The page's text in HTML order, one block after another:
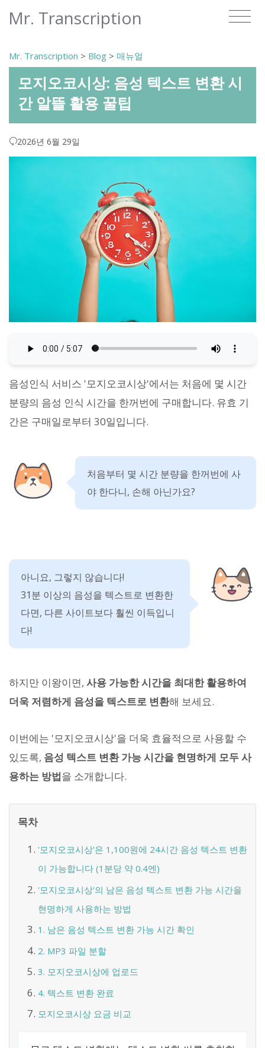
Mr. Transcription
Mr. Transcription > Blog > 매뉴얼
모지오코시상: 음성 텍스트 변환 시
간 알뜰 활용 꿀팁
2026년 6월 29일
음성인식 서비스 '모지오코시상'에서는 처음에 몇 시간
분량의 음성 인식 시간을 한꺼번에 구매합니다. 유효 기
간은 구매일로부터 30일입니다.
처음부터 몇 시간 분량을 한꺼번에 사
야 한다니, 손해 아닌가요?
아니요, 그렇지 않습니다!
31분 이상의 음성을 텍스트로 변환한
다면, 다른 사이트보다 훨씬 이득입니
다!
하지만 이왕이면, 사용 가능한 시간을 최대한 활용하여
더욱 저렴하게 음성을 텍스트로 변환해 보세요.
이번에는 '모지오코시상'을 더욱 효율적으로 사용할 수
있도록, 음성 텍스트 변환 가능 시간을 현명하게 모두 사
용하는 방법을 소개합니다.
목차
'모지오코시상'은 1,100원에 24시간 음성 텍스트 변환
이 가능합니다 (1분당 약 0.4엔)
'모지오코시상'의 남은 음성 텍스트 변환 가능 시간을
현명하게 사용하는 방법
1. 남은 음성 텍스트 변환 가능 시간 확인
2. MP3 파일 분할
3. 모지오코시상에 업로드
4. 텍스트 변환 완료
모지오코시상 요금 비교